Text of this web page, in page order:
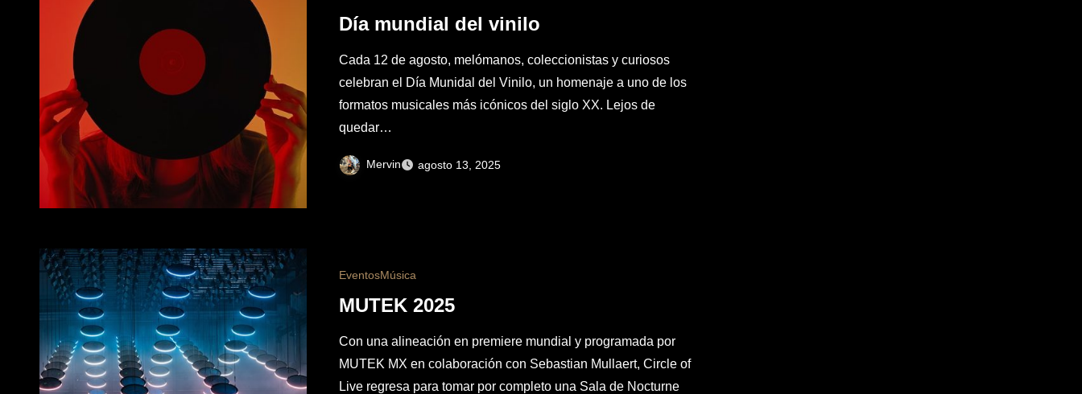
Día mundial del vinilo
Cada 12 de agosto, melómanos, coleccionistas y curiosos
celebran el Día Munidal del Vinilo, un homenaje a uno de los
formatos musicales más icónicos del siglo XX. Lejos de
quedar…
Mervin agosto 13, 2025
EventosMúsica
MUTEK 2025
Con una alineación en premiere mundial y programada por
MUTEK MX en colaboración con Sebastian Mullaert, Circle of
Live regresa para tomar por completo una Sala de Nocturne